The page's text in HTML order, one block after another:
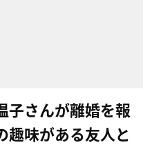
子さんが離婚を報
趣味がある友人と